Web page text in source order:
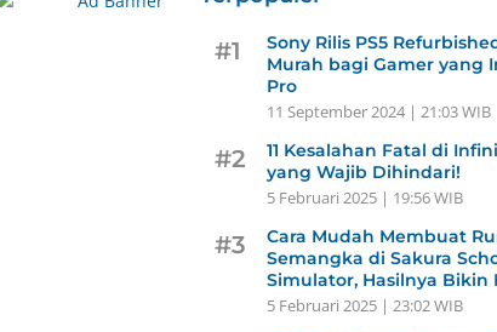
#1
Sony Rilis PS5
Murah bagi Gamer yang
Pro
11 September 2024 | 21:03 WIB
#2
11 Kesalahan Fatal di
yang Wajib Dihindari!
5 Februari 2025 | 19:56 WIB
#3
Cara Mudah Membuat
Semangka di Sakura
Simulator, Hasilnya Bikin
5 Februari 2025 | 23:02 WIB